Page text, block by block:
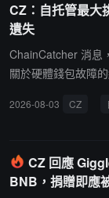
衡的資產托管方式
據顯示，因自行托
交易所因黑客攻擊
CZ：自托管最大
遺失
ChainCatcher 消息
關於硬體錢包故障
複製或利用，也不
2026-08-03 CZ
CZ 回應
BNB，捐贈即應